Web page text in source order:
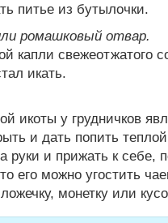
питье из бутылочки.
ромашковый отвар.
капли свежеотжатого
икать.
икоты у грудничков
и дать попить
руки и прижать к
его можно угостить
монетку или